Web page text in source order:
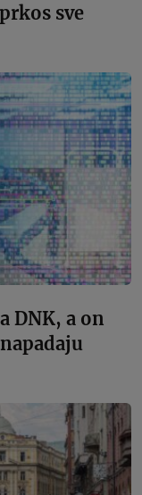
sve
DNK, a on